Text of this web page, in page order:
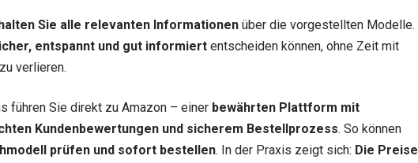
Sie alle relevanten Informationen über die vorgestellten Modelle.
entspannt und gut informiert entscheiden können, ohne Zeit mit
verlieren.
führen Sie direkt zu Amazon – einer bewährten Plattform mit
Kundenbewertungen und sicherem Bestellprozess. So können
prüfen und sofort bestellen. In der Praxis zeigt sich: Die Preise